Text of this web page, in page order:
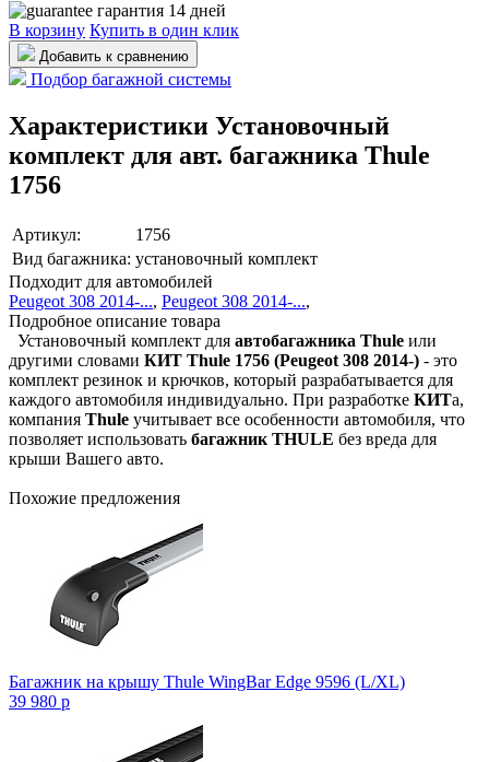
гарантия 14 дней
В корзину Купить в один клик
Добавить к сравнению
Подбор багажной системы
Характеристики Установочный
комплект для авт. багажника Thule
1756
Артикул:
1756
Вид багажника: установочный комплект
Подходит для автомобилей
Peugeot 308 2014-..., Peugeot 308 2014-...,
Подробное описание товара
Установочный комплект для автобагажника Thule или
другими словами КИТ Thule 1756 (Peugeot 308 2014-) - это
комплект резинок и крючков, который разрабатывается для
каждого автомобиля индивидуально. При разработке КИТа,
компания Thule учитывает все особенности автомобиля, что
позволяет использовать багажник THULE без вреда для
крыши Вашего авто.
Похожие предложения
Багажник на крышу Thule WingBar Edge 9596 (L/XL)
39 980 p